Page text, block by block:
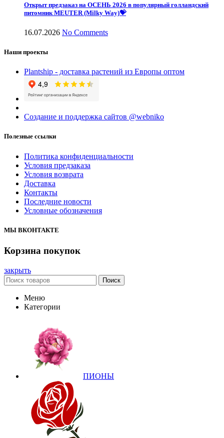
Открыт предзаказ на ОСЕНЬ 2026 в популярный голландский
питомник MEUTER (Milky Way)💝
16.07.2026 No Comments
Наши проекты
Plantship - доставка растений из Европы оптом
Создание и поддержка сайтов @webniko
Полезные ссылки
Политика конфиденциальности
Условия предзаказа
Условия возврата
Доставка
Контакты
Последние новости
Условные обозначения
МЫ ВКОНТАКТЕ
Корзина покупок
закрыть
Поиск
Меню
Категории
ПИОНЫ